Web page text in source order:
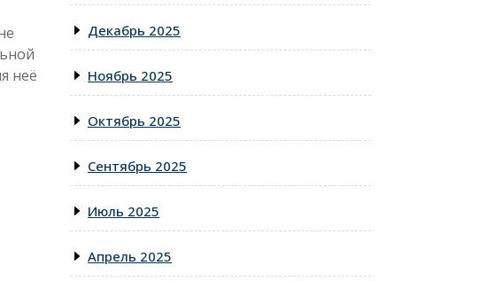
неё
Декабрь 2025
Ноябрь 2025
Октябрь 2025
Сентябрь 2025
Июль 2025
Апрель 2025